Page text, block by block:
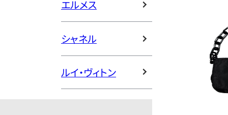
エルメス
シャネル
ルイ・ヴィトン